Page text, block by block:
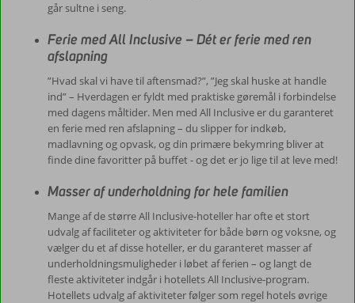
går sultne i seng.
Ferie med All Inclusive – Dét er ferie med ren
afslapning
”Hvad skal vi have til aftensmad?”, ”Jeg skal huske at handle
ind” – Hverdagen er fyldt med praktiske gøremål i forbindelse
med dagens måltider. Men med All Inclusive er du garanteret
en ferie med ren afslapning – du slipper for indkøb,
madlavning og opvask, og din primære bekymring bliver at
finde dine favoritter på buffet - og det er jo lige til at leve med!
Masser af underholdning for hele familien
Mange af de større All Inclusive-hoteller har ofte et stort
udvalg af faciliteter og aktiviteter for både børn og voksne, og
vælger du et af disse hoteller, er du garanteret masser af
underholdningsmuligheder i løbet af ferien – og langt de
fleste aktiviteter indgår i hotellets All Inclusive-program.
Hotellets udvalg af aktiviteter følger som regel hotels øvrige